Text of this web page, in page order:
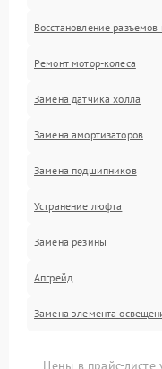
Восстановление разъемов
Ремонт мотор-колеса
Замена датчика холла
Замена амортизаторов
Замена подшипников
Устранение люфта
Замена резины
Апгрейд
Замена элемента
Цены в прайс-листе